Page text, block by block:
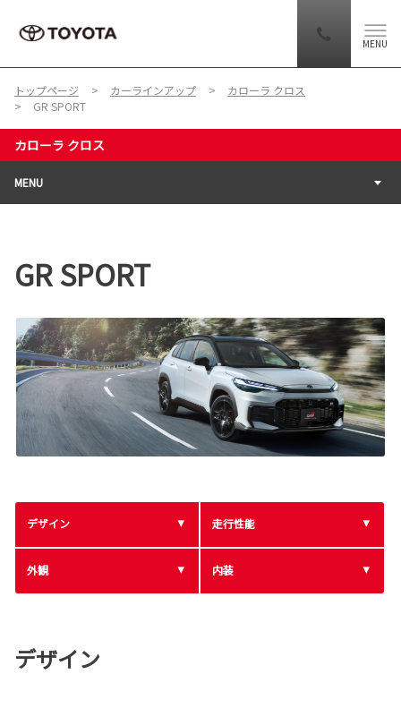
MENU
トップページ カーラインアップ
カローラ クロス
GR SPORT
カローラ クロス
MENU
GR SPORT
デザイン 走行性能
外観 内装
デザイン